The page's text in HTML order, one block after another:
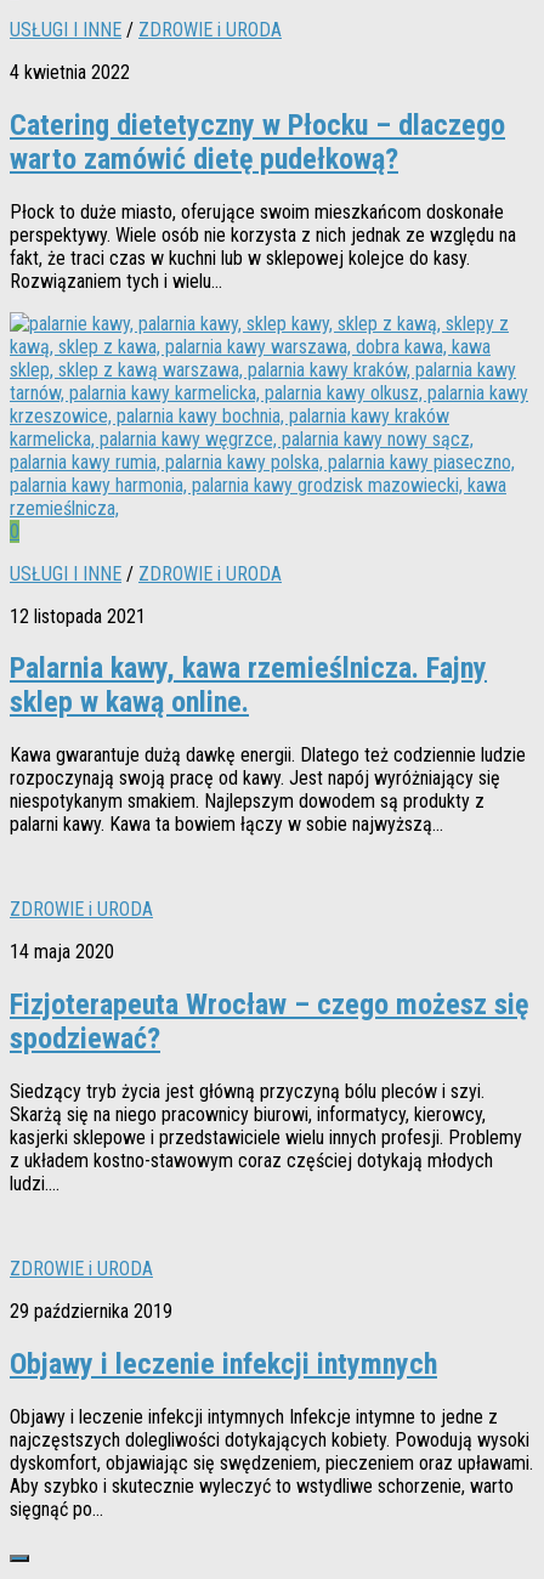
USŁUGI I INNE / ZDROWIE i URODA
4 kwietnia 2022
Catering dietetyczny w Płocku – dlaczego
warto zamówić dietę pudełkową?
Płock to duże miasto, oferujące swoim mieszkańcom doskonałe
perspektywy. Wiele osób nie korzysta z nich jednak ze względu na
fakt, że traci czas w kuchni lub w sklepowej kolejce do kasy.
Rozwiązaniem tych i wielu...
0
USŁUGI I INNE / ZDROWIE i URODA
12 listopada 2021
Palarnia kawy, kawa rzemieślnicza. Fajny
sklep w kawą online.
Kawa gwarantuje dużą dawkę energii. Dlatego też codziennie ludzie
rozpoczynają swoją pracę od kawy. Jest napój wyróżniający się
niespotykanym smakiem. Najlepszym dowodem są produkty z
palarni kawy. Kawa ta bowiem łączy w sobie najwyższą...
ZDROWIE i URODA
14 maja 2020
Fizjoterapeuta Wrocław – czego możesz się
spodziewać?
Siedzący tryb życia jest główną przyczyną bólu pleców i szyi.
Skarżą się na niego pracownicy biurowi, informatycy, kierowcy,
kasjerki sklepowe i przedstawiciele wielu innych profesji. Problemy
z układem kostno-stawowym coraz częściej dotykają młodych
ludzi....
ZDROWIE i URODA
29 października 2019
Objawy i leczenie infekcji intymnych
Objawy i leczenie infekcji intymnych Infekcje intymne to jedne z
najczęstszych dolegliwości dotykających kobiety. Powodują wysoki
dyskomfort, objawiając się swędzeniem, pieczeniem oraz upławami.
Aby szybko i skutecznie wyleczyć to wstydliwe schorzenie, warto
sięgnąć po...